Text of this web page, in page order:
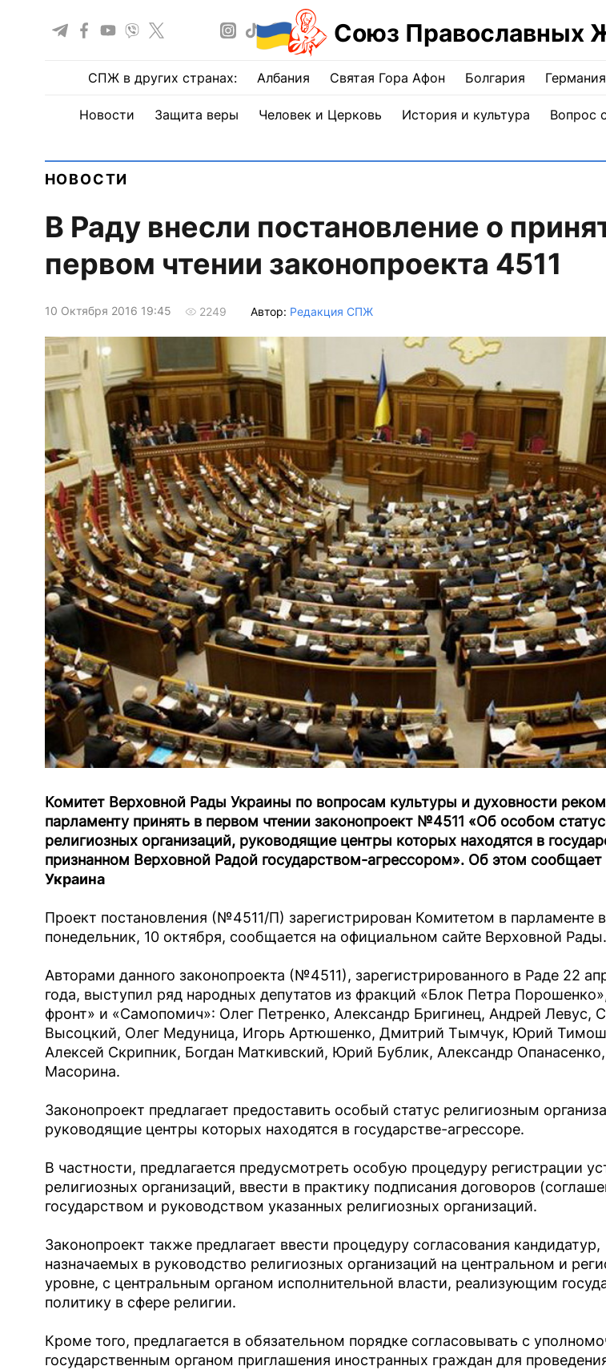
Союз Православных
СПЖ в других странах: Албания Святая Гора Афон Болгария Германия
Новости Защита веры Человек и Церковь История и культура Вопрос
НОВОСТИ
В Раду внесли постановление о
первом чтении законопроекта 4511
10 Октября 2016 19:45 2249 Автор: Редакция СПЖ
Комитет Верховной Рады Украины по вопросам культуры и духовности
парламенту принять в первом чтении законопроект №4511 «Об особом
религиозных организаций, руководящие центры которых находятся в
признанном Верховной Радой государством-агрессором». Об этом сообщает
Украина
Проект постановления (№4511/П) зарегистрирован Комитетом в парламенте в
понедельник, 10 октября, сообщается на официальном сайте Верховной Рады.
Авторами данного законопроекта (№4511), зарегистрированного в Раде 22
года, выступил ряд народных депутатов из фракций «Блок Петра
фронт» и «Самопомич»: Олег Петренко, Александр Бригинец, Андрей Левус,
Высоцкий, Олег Медуница, Игорь Артюшенко, Дмитрий Тымчук, Юрий
Алексей Скрипник, Богдан Маткивский, Юрий Бублик, Александр
Масорина.
Законопроект предлагает предоставить особый статус религиозным
руководящие центры которых находятся в государстве-агрессоре.
В частности, предлагается предусмотреть особую процедуру регистрации
религиозных организаций, ввести в практику подписания договоров
государством и руководством указанных религиозных организаций.
Законопроект также предлагает ввести процедуру согласования кандидатур,
назначаемых в руководство религиозных организаций на центральном и
уровне, с центральным органом исполнительной власти, реализующим
политику в сфере религии.
Кроме того, предлагается в обязательном порядке согласовывать с
государственным органом приглашения иностранных граждан для